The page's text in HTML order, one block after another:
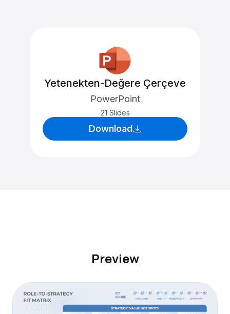
Yetenekten-Değere Çerçeve
PowerPoint
21 Slides
Download
Preview